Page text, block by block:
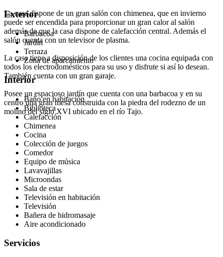
La casa dispone de un gran salón con chimenea, que en invierno
puede ser encendida para proporcionar un gran calor al salón
además de que la casa dispone de calefacción central. Además el
salón cuenta con un televisor de plasma.
La casa tiene a disposición de los clientes una cocina equipada con
todos los electrodomésticos para su uso y disfrute si así lo desean.
También cuenta con un gran garaje.
Posee un espacioso jardín que cuenta con una barbacoa y en su
centro una gran mesa construida con la piedra del rodezno de un
molino del siglo XVI ubicado en el río Tajo.
Exterior
Barbacoa
Jardín
Terraza
Zona de aparcamiento
Interior
Baño en habitación
Biblioteca
Calefacción
Chimenea
Cocina
Colección de juegos
Comedor
Equipo de música
Lavavajillas
Microondas
Sala de estar
Televisión en habitación
Televisión
Bañera de hidromasaje
Aire acondicionado
Servicios